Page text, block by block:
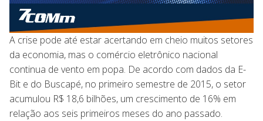
A crise pode até estar acertando em cheio muitos setores
da economia, mas o comércio eletrônico nacional
continua de vento em popa. De acordo com dados da E-
Bit e do Buscapé, no primeiro semestre de 2015, o setor
acumulou R$ 18,6 bilhões, um crescimento de 16% em
relação aos seis primeiros meses do ano passado.